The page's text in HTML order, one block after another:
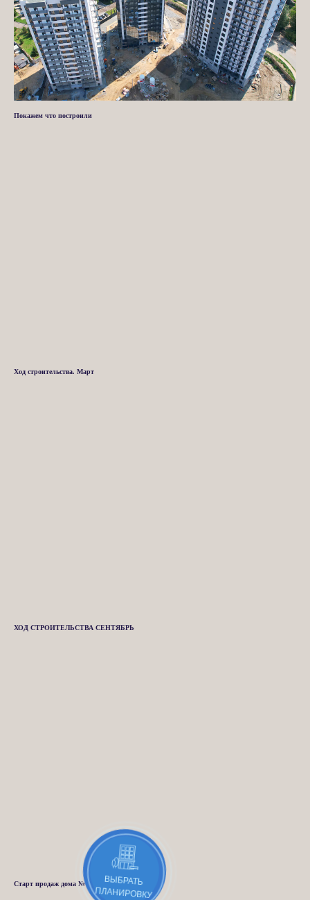
ВЫБРАТЬ
ПЛАНИРОВКУ
Покажем что построили
Ход строительства. Март
ХОД СТРОИТЕЛЬСТВА СЕНТЯБРЬ
Старт продаж дома № 1